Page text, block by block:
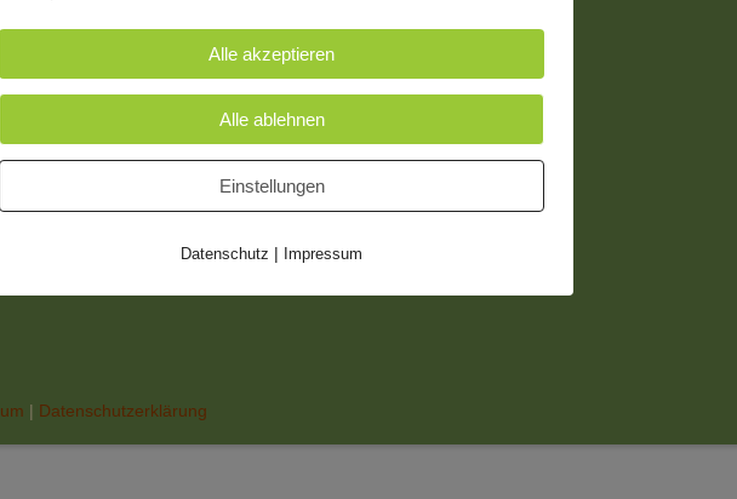
| Datenschutzerklärung
Alle akzeptieren
Alle ablehnen
Einstellungen
Datenschutz | Impressum